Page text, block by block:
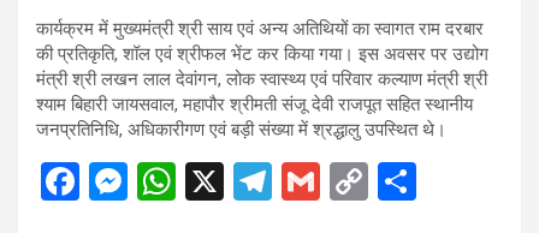
कार्यक्रम में मुख्यमंत्री श्री साय एवं अन्य अतिथियों का स्वागत राम दरबार
की प्रतिकृति, शॉल एवं श्रीफल भेंट कर किया गया। इस अवसर पर उद्योग
मंत्री श्री लखन लाल देवांगन, लोक स्वास्थ्य एवं परिवार कल्याण मंत्री श्री
श्याम बिहारी जायसवाल, महापौर श्रीमती संजू देवी राजपूत सहित स्थानीय
जनप्रतिनिधि, अधिकारीगण एवं बड़ी संख्या में श्रद्धालु उपस्थित थे।
F
M W X
T
G
C